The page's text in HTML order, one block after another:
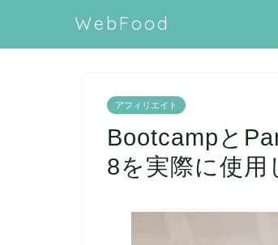
WebFood
アフィリエイト
Bootcampと
8を実際に使用